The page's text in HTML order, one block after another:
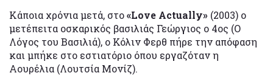
Κάποια χρόνια μετά, στο«Love Actually» (2003) ο
μετέπειτα οσκαρικός βασιλιάς Γεώργιος ο 4ος (Ο
Λόγος του Βασιλιά), ο Κόλιν Φερθ πήρε την απόφαση
και μπήκε στο εστιατόριο όπου εργαζόταν η
Αουρέλια (Λουτσία Μονίζ).